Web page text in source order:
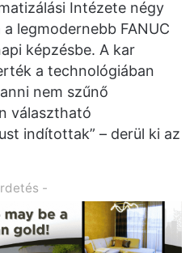
Intézete négy
legmodernebb FANUC
képzésbe. A kar
a technológiában
nem szűnő
választható
indítottak” – derül ki az
-